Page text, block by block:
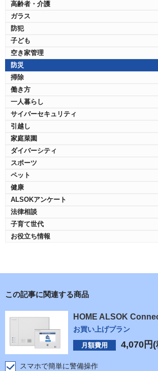
高齢者・介護
ガラス
防犯
子ども
空き家管理
防災
掃除
働き方
一人暮らし
サイバーセキュリティ
引越し
家庭菜園
ダイバーシティ
スポーツ
ペット
健康
ALSOKアンケート
法律相談
子育て世代
お役立ち情報
この記事に関連する商品
HOME ALSOK
お買い上げプラン
月額費用 4,070 円
スマホで簡単に警備操作